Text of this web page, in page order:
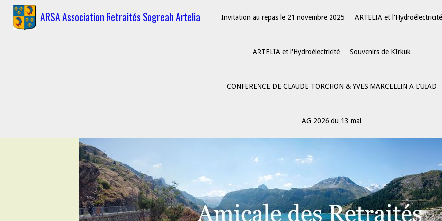
ARSA Association Retraités Sogreah Artelia Invitation au repas le 21 novembre 2025 ARTELIA et l'Hydroélectricité
ARTELIA et l'Hydroélectricité Souvenirs de KIrkuk
CONFERENCE DE CLAUDE TORCHON & YVES MARCELLIN A L'UIAD
AG 2026 du 13 mai